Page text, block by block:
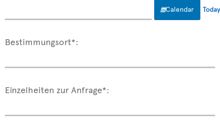
Calendar
Bestimmungsort*:
Einzelheiten zur Anfrage*: